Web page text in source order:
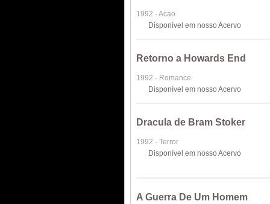
1992 - Acao
Disponível em nosso Acervo
Retorno a Howards End
1992 - Romance
Disponível em nosso Acervo
Dracula de Bram Stoker
1992 - Terror
Disponível em nosso Acervo
A Guerra De Um Homem